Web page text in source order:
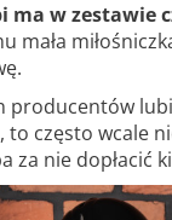
ma w zestawie
mała
producentów
to często wcale
za nie dopłacić